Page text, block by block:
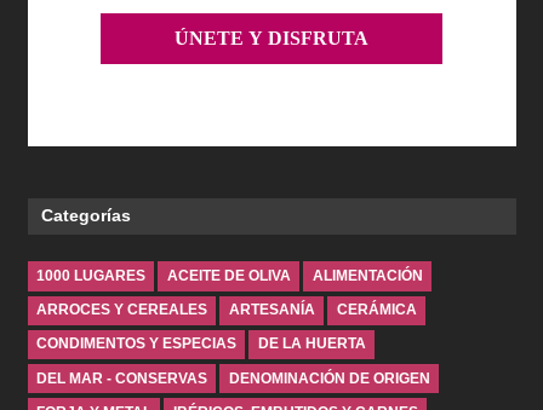
Categorías
1000 LUGARES ACEITE DE OLIVA ALIMENTACIÓN
ARROCES Y CEREALES ARTESANÍA CERÁMICA
CONDIMENTOS Y ESPECIAS DE LA HUERTA
DEL MAR - CONSERVAS DENOMINACIÓN DE ORIGEN